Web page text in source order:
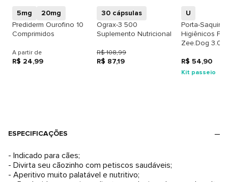
5mg
20mg
Prediderm Ourofino 10
Comprimidos
A partir de
R$ 24,99
30 cápsulas
Ograx-3 500
Suplemento Nutricional
R$ 108,99
R$ 87,19
U
Porta-
Higiênicos
Zee.Dog 3.0
R$ 54,90
Kit passeio
ESPECIFICAÇÕES
- Indicado para cães;
- Divirta seu cãozinho com petiscos saudáveis;
- Aperitivo muito palatável e nutritivo;